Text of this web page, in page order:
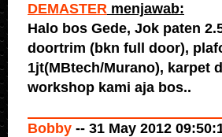
DEMASTER menjawab:
Halo bos Gede, Jok paten
doortrim (bkn full door),
1jt(MBtech/Murano), karpet
workshop kami aja bos..
Bobby -- 31 May 2012